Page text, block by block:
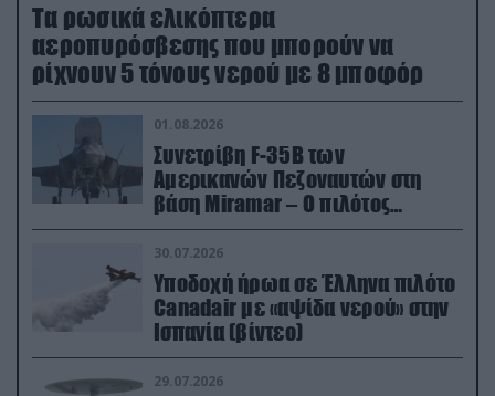
Τα ρωσικά ελικόπτερα
αεροπυρόσβεσης που μπορούν να
ρίχνουν 5 τόνους νερού με 8 μποφόρ
01.08.2026
Συνετρίβη F-35B των
Αμερικανών Πεζοναυτών στη
βάση Miramar – Ο πιλότος
εκτινάχθηκε εγκαίρως
30.07.2026
Υποδοχή ήρωα σε Έλληνα πιλότο
Canadair με «αψίδα νερού» στην
Ισπανία (βίντεο)
29.07.2026